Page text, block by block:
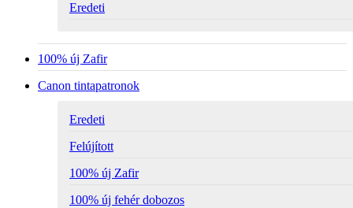
Eredeti
100% új Zafir
Canon tintapatronok
Eredeti
Felújított
100% új Zafir
100% új fehér dobozos